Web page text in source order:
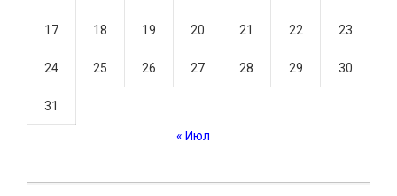
17 18 19 20 21 22 23
24 25 26 27 28 29 30
31
« Июл